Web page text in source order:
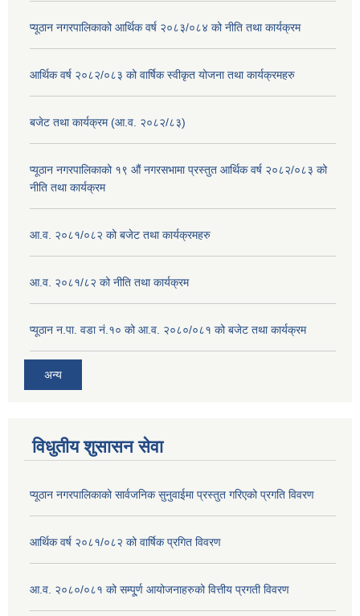
प्यूठान नगरपालिकाको आर्थिक वर्ष २०८३/०८४ को नीति तथा कार्यक्रम
आर्थिक वर्ष २०८२/०८३ को वार्षिक स्वीकृत योजना तथा कार्यक्रमहरु
बजेट तथा कार्यक्रम (आ.व. २०८२/८३)
प्यूठान नगरपालिकाको १९ औं नगरसभामा प्रस्तुत आर्थिक वर्ष २०८२/०८३ को
नीति तथा कार्यक्रम
आ.व. २०८१/०८२ को बजेट तथा कार्यक्रमहरु
आ.व. २०८१/८२ को नीति तथा कार्यक्रम
प्यूठान न.पा. वडा नं.१० को आ.व. २०८०/०८१ को बजेट तथा कार्यक्रम
अन्य
विधुतीय शुसासन सेवा
प्यूठान नगरपालिकाको सार्वजनिक सुनुवाईमा प्रस्तुत गरिएको प्रगति विवरण
आर्थिक वर्ष २०८१/०८२ को वार्षिक प्रगित विवरण
आ.व. २०८०/०८१ को सम्पू्र्ण आयोजनाहरुको वित्तीय प्रगती विवरण